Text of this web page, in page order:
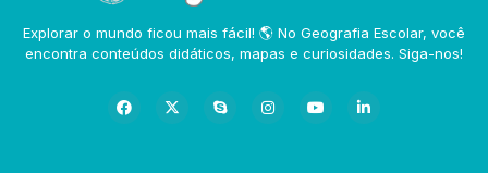
Explorar o mundo ficou mais fácil! 🌎 No Geografia Escolar, você
encontra conteúdos didáticos, mapas e curiosidades. Siga-nos!